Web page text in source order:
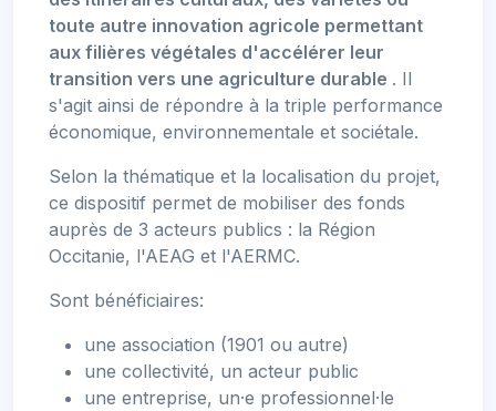
toute autre innovation agricole permettant
aux filières végétales d'accélérer leur
transition vers une agriculture durable . Il
s'agit ainsi de répondre à la triple performance
économique, environnementale et sociétale.
Selon la thématique et la localisation du projet,
ce dispositif permet de mobiliser des fonds
auprès de 3 acteurs publics : la Région
Occitanie, l'AEAG et l'AERMC.
Sont bénéficiaires:
une association (1901 ou autre)
une collectivité, un acteur public
une entreprise, un·e professionnel·le